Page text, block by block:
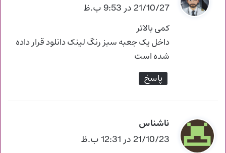
ف
:
21/10/27 در 9:53 ب.ظ
کمی بالاتر
داخل یک جعبه سبز رنگ لینک دانلود قرار داده
شده است
پاسخ
ناشناس
ف
21/10/23 در 12:31 ب.ظ